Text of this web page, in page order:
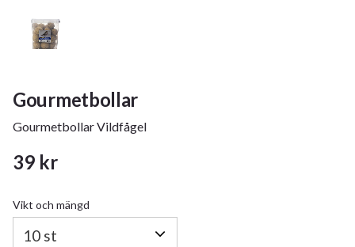
Gourmetbollar
Gourmetbollar Vildfågel
39 kr
Vikt och mängd